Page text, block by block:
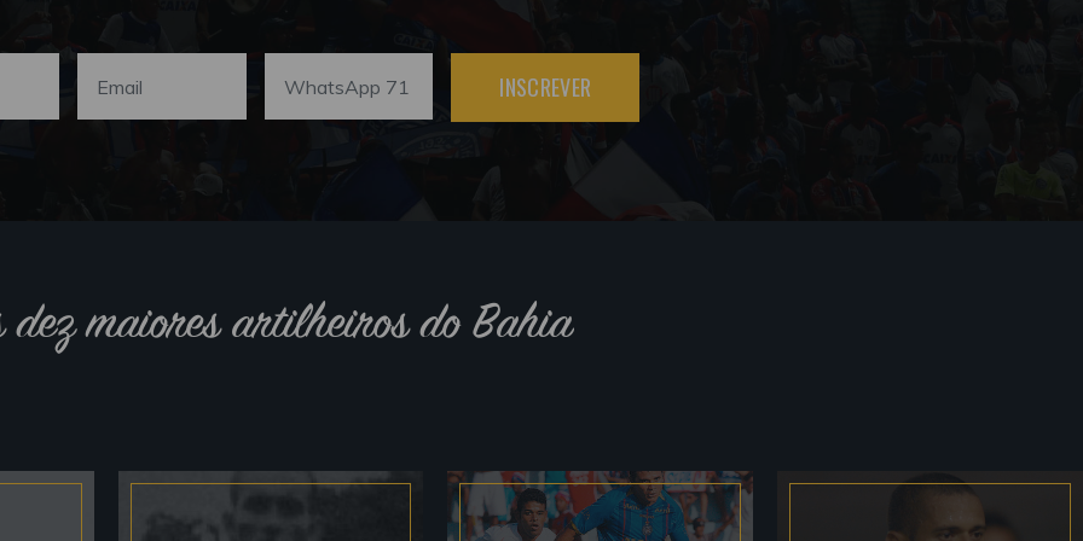
INSCREVER
dez maiores artilheiros do Bahia